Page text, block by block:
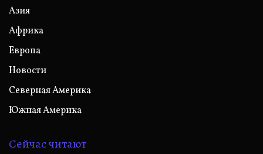
Азия
Африка
Европа
Новости
Северная Америка
Южная Америка
Сейчас читают